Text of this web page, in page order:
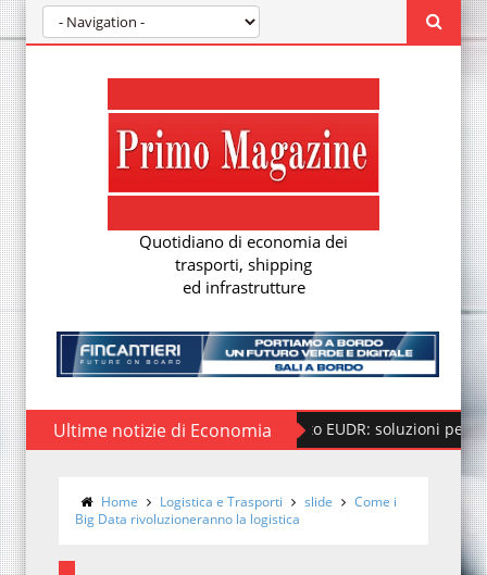
Quotidiano di economia dei
trasporti, shipping
ed infrastrutture
Ultime notizie di Economia
Regolamento EUDR: soluzioni per la nuova
Home Logistica e Trasporti slide
Come i
Big Data rivoluzioneranno la logistica